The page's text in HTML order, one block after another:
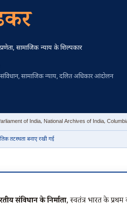
सामाजिक न्याय के शिल्पकार
संविधान, सामाजिक न्याय, दलित अधिकार आंदोलन
of India, National Archives of India,
तटस्थता बनाए रखी गई
संविधान के निर्माता, स्वतंत्र भारत के